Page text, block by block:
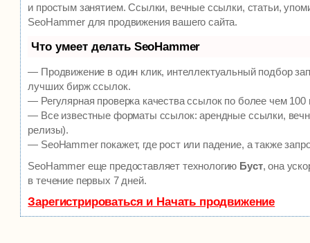
и простым занятием. Ссылки, вечные ссылки, статьи,
SeoHammer для продвижения вашего сайта.
Что умеет делать SeoHammer
— Продвижение в один клик, интеллектуальный подбор
лучших бирж ссылок.
— Регулярная проверка качества ссылок по более чем
— Все известные форматы ссылок: арендные ссылки,
релизы).
— SeoHammer покажет, где рост или падение, а также
SeoHammer еще предоставляет технологию Буст, она
в течение первых 7 дней.
Зарегистрироваться и Начать продвижение